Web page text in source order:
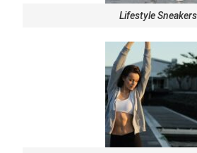
Lifestyle Sneakers